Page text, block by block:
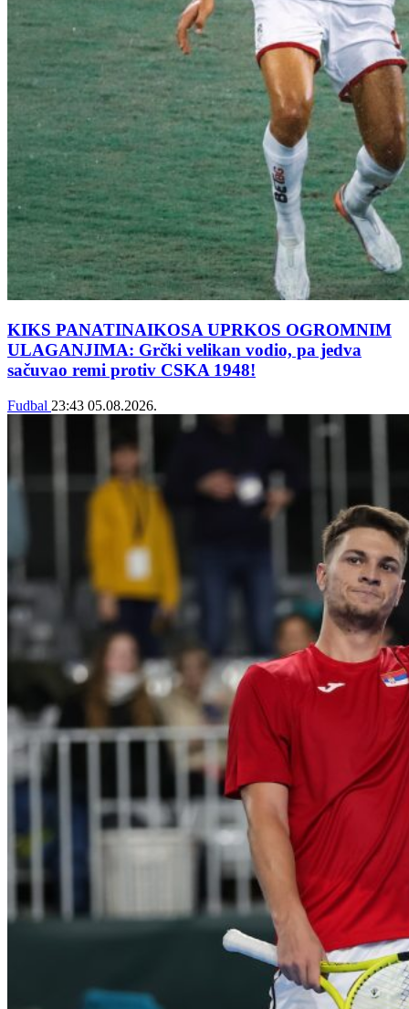
KIKS PANATINAIKOSA UPRKOS OGROMNIM
ULAGANJIMA: Grčki velikan vodio, pa jedva
sačuvao remi protiv CSKA 1948!
Fudbal 23:43 05.08.2026.